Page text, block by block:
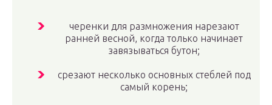
черенки для размножения нарезают
ранней весной, когда только начинает
завязываться бутон;
срезают несколько основных стеблей под
самый корень;